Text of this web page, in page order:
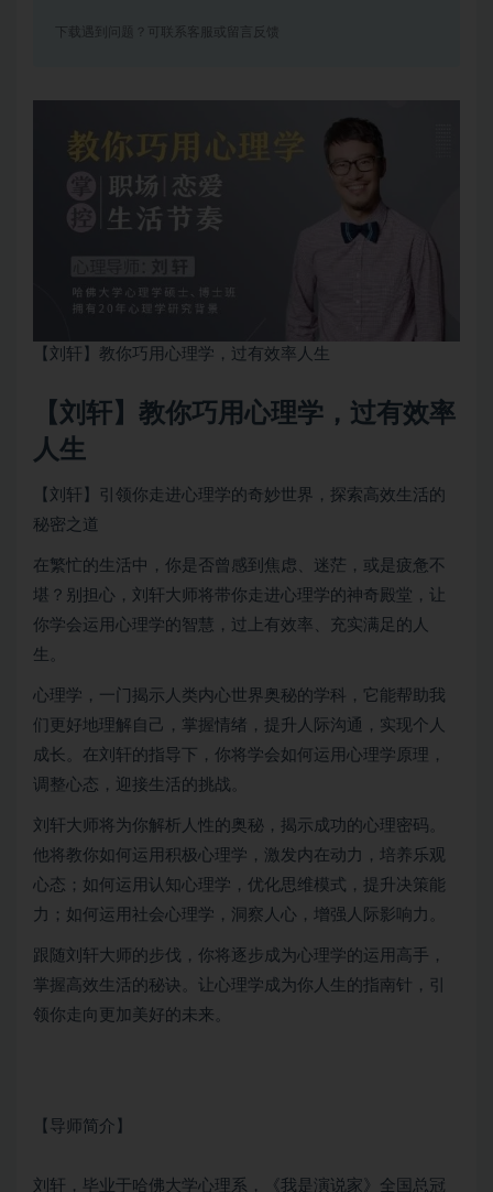
下载遇到问题？可联系客服或留言反馈
【刘轩】教你巧用心理学，过有效率人生
【刘轩】教你巧用心理学，过有效率
人生
【刘轩】引领你走进心理学的奇妙世界，探索高效生活的
秘密之道
在繁忙的生活中，你是否曾感到焦虑、迷茫，或是疲惫不
堪？别担心，刘轩大师将带你走进心理学的神奇殿堂，让
你学会运用心理学的智慧，过上有效率、充实满足的人
生。
心理学，一门揭示人类内心世界奥秘的学科，它能帮助我
们更好地理解自己，掌握情绪，提升人际沟通，实现个人
成长。在刘轩的指导下，你将学会如何运用心理学原理，
调整心态，迎接生活的挑战。
刘轩大师将为你解析人性的奥秘，揭示成功的心理密码。
他将教你如何运用积极心理学，激发内在动力，培养乐观
心态；如何运用认知心理学，优化思维模式，提升决策能
力；如何运用社会心理学，洞察人心，增强人际影响力。
跟随刘轩大师的步伐，你将逐步成为心理学的运用高手，
掌握高效生活的秘诀。让心理学成为你人生的指南针，引
领你走向更加美好的未来。
【导师简介】
刘轩，毕业于哈佛大学心理系，《我是演说家》全国总冠